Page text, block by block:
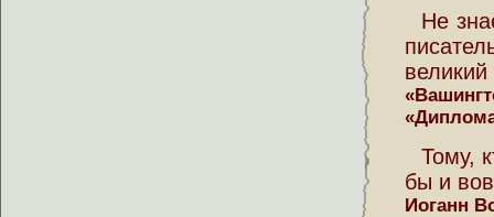
Не
великий
Тому,
бы и
Иоганн